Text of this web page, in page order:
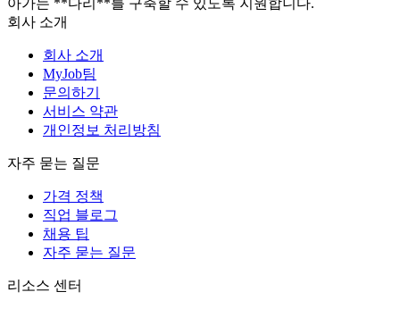
아가는 **다리**를 구축할 수 있도록 지원합니다.
회사 소개
회사 소개
MyJob팀
문의하기
서비스 약관
개인정보 처리방침
자주 묻는 질문
가격 정책
직업 블로그
채용 팁
자주 묻는 질문
리소스 센터